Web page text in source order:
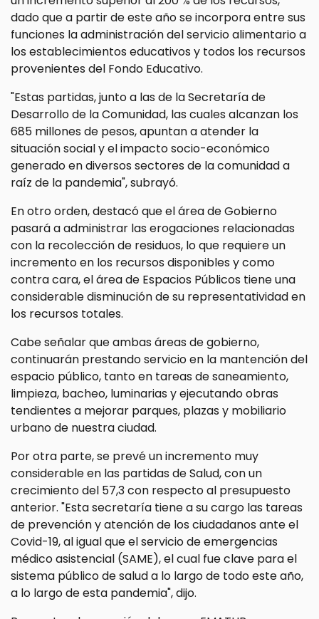
dado que a partir de este año se incorpora entre sus
funciones la administración del servicio alimentario a
los establecimientos educativos y todos los recursos
provenientes del Fondo Educativo.
"Estas partidas, junto a las de la Secretaría de
Desarrollo de la Comunidad, las cuales alcanzan los
685 millones de pesos, apuntan a atender la
situación social y el impacto socio-económico
generado en diversos sectores de la comunidad a
raíz de la pandemia", subrayó.
En otro orden, destacó que el área de Gobierno
pasará a administrar las erogaciones relacionadas
con la recolección de residuos, lo que requiere un
incremento en los recursos disponibles y como
contra cara, el área de Espacios Públicos tiene una
considerable disminución de su representatividad en
los recursos totales.
Cabe señalar que ambas áreas de gobierno,
continuarán prestando servicio en la mantención del
espacio público, tanto en tareas de saneamiento,
limpieza, bacheo, luminarias y ejecutando obras
tendientes a mejorar parques, plazas y mobiliario
urbano de nuestra ciudad.
Por otra parte, se prevé un incremento muy
considerable en las partidas de Salud, con un
crecimiento del 57,3 con respecto al presupuesto
anterior. "Esta secretaría tiene a su cargo las tareas
de prevención y atención de los ciudadanos ante el
Covid-19, al igual que el servicio de emergencias
médico asistencial (SAME), el cual fue clave para el
sistema público de salud a lo largo de todo este año,
a lo largo de esta pandemia", dijo.